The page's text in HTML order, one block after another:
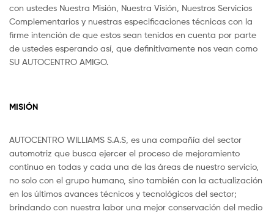
con ustedes Nuestra Misión, Nuestra Visión, Nuestros Servicios
Complementarios y nuestras especificaciones técnicas con la
firme intención de que estos sean tenidos en cuenta por parte
de ustedes esperando así, que definitivamente nos vean como
SU AUTOCENTRO AMIGO.
MISIÓN
AUTOCENTRO WILLIAMS S.A.S, es una compañía del sector
automotriz que busca ejercer el proceso de mejoramiento
continuo en todas y cada una de las áreas de nuestro servicio,
no solo con el grupo humano, sino también con la actualización
en los últimos avances técnicos y tecnológicos del sector;
brindando con nuestra labor una mejor conservación del medio